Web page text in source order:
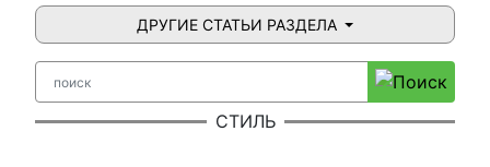
ДРУГИЕ СТАТЬИ РАЗДЕЛА
СТИЛЬ